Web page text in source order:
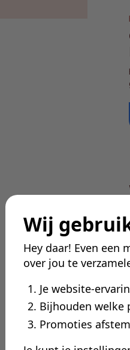
Wij
Hey daar! Even een
over jou te
Je website-
Bijhouden welke
Promoties